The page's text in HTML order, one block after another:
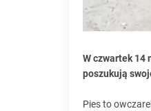
W czwartek 14
poszukują
Pies to